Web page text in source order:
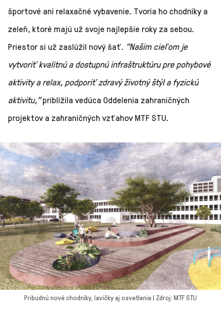
športové ani relaxačné vybavenie. Tvoria ho chodníky a
zeleň, ktoré majú už svoje najlepšie roky za sebou.
Priestor si už zaslúžil nový šať. "Našim cieľom je
vytvoriť kvalitnú a dostupnú infraštruktúru pre pohybové
aktivity a relax, podporiť zdravý životný štýl a fyzickú
aktivitu,"priblížila vedúca Oddelenia zahraničných
projektov a zahraničných vzťahov MTF STU.
Pribudnú nové chodníky, lavičky aj osvetlenie | Zdroj: MTF STU